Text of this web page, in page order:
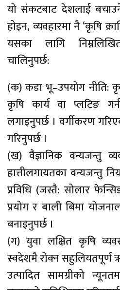
यो संकटबाट देशलाई
होइन, व्यवहारमा नै ‘कृषि
यसका लागि
चालिनुपर्छ:
(क) कडा भू–उपयोग नीति:
कृषि कार्य वा प्लटिङ
लगाइनुपर्छ । वर्गीकरण
गरिनुपर्छ ।
(ख) वैज्ञानिक वन्यजन्तु
हात्तीलगायतका वन्यजन्तु
प्रविधि (जस्तै: सोलार
प्रयोग र बाली बिमा
बनाइनुपर्छ ।
(ग) युवा लक्षित कृषि
स्वदेशमै रोक्न सहुलियतपूर्ण
उत्पादित सामग्रीको